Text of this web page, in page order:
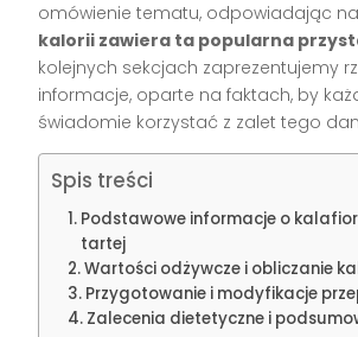
omówienie tematu, odpowiadając
kalorii zawiera ta popularna
kolejnych sekcjach zaprezentujemy
informacje, oparte na faktach, by
świadomie korzystać z zalet tego
Spis treści
Podstawowe informacje o
tartej
Wartości odżywcze i obliczanie
Przygotowanie i modyfikacje
Zalecenia dietetyczne i